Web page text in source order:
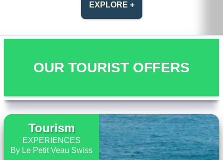
EXPLORE
EXPLORE +
OUR TOURIST OFFERS
Tourism
EXPERIENCES
By Le Petit Veau Swiss